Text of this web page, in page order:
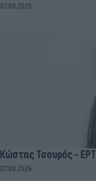
07.08.2026
Κώστας Τσουρός -
07.08.2026